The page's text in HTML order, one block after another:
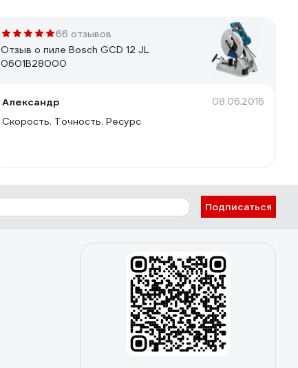
66 отзывов
Отзыв о пиле Bosch GCD 12 JL
0601B28000
Александр 08.06.2016
Скорость. Точность. Ресурс
Подписаться